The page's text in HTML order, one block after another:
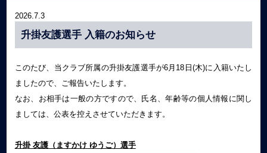
2026.7.3
升掛友護選手 入籍のお知らせ
このたび、当クラブ所属の升掛友護選手が6月18日(木)に入籍いたし
ましたので、ご報告いたします。
なお、お相手は一般の方ですので、氏名、年齢等の個人情報に関し
ましては、公表を控えさせていただきます。
升掛 友護（ますかけ ゆうご）選手